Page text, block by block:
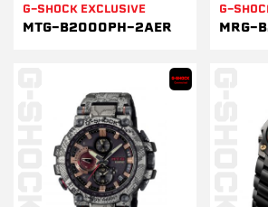
G-SHOCK EXCLUSIVE
MTG-B2000PH-2AER
G-
MRG-